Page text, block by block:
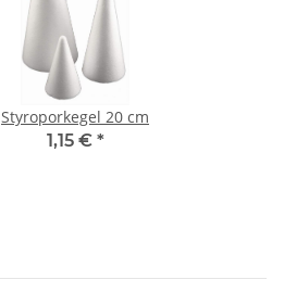
Styroporkegel 20 cm
1,15 € *